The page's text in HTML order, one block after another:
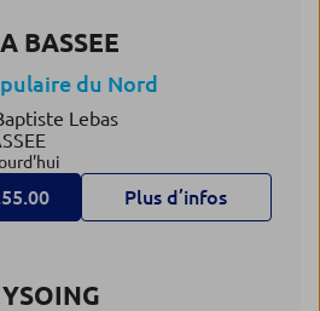
BASSEE
du Nord
Lebas
Plus d’infos